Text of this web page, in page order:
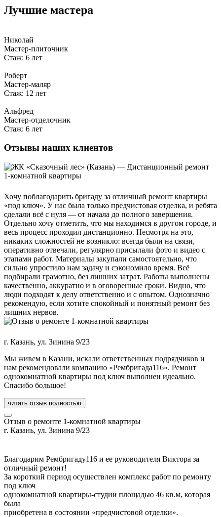
Лучшие мастера
Николай
Мастер-плиточник
Стаж: 6 лет
Роберт
Мастер-маляр
Стаж: 12 лет
Альфред
Мастер-отделочник
Стаж: 6 лет
Отзывы наших клиентов
Хочу поблагодарить бригаду за отличный ремонт квартиры
«под ключ». У нас была только предчистовая отделка, и ребята
сделали всё с нуля — от начала до полного завершения.
Отдельно хочу отметить, что мы находимся в другом городе, и
весь процесс проходил дистанционно. Несмотря на это,
никаких сложностей не возникло: всегда были на связи,
оперативно отвечали, регулярно присылали фото и видео с
этапами работ. Материалы закупали самостоятельно, что
сильно упростило нам задачу и сэкономило время. Всё
подбирали грамотно, без лишних затрат. Работы выполнены
качественно, аккуратно и в оговоренные сроки. Видно, что
люди подходят к делу ответственно и с опытом. Однозначно
рекомендую, если хотите спокойный и понятный ремонт без
лишних нервов.
г. Казань, ул. Зинина 9/23
Мы живем в Казани, искали ответственных подрядчиков и
нам рекомендовали компанию «Рембригада116». Ремонт
однокомнатной квартиры под ключ выполнен идеально.
Спасибо большое!
читать отзыв полностью
Отзыв о ремонте 1-комнатной квартиры
г. Казань, ул. Зинина 9/23
Благодарим Рембригаду116 и ее руководителя Виктора за
отличный ремонт!
За короткий период осуществлен комплекс работ по ремонту
под ключ
однокомнатной квартиры-студии площадью 46 кв.м, которая
была
приобретена в состоянии «предчистовой отделки».